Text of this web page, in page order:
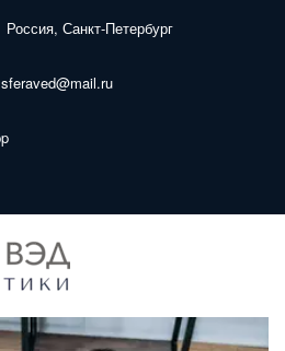
Россия, Санкт-Петербург
sferaved@mail.ru